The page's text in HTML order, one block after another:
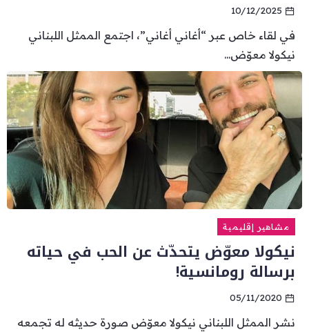
10/12/2025
في لقاء خاص عبر “أغاني أغاني”، اجتمع الممثل اللبناني
نيكولا معوّض...
مشاهير إقليمية
نيكولا معوّض يتحدّث عن الحب في حياته
برسالة رومانسية!
05/11/2020
نشر الممثل اللبناني نيكولا معوّض صورة حديثه له تجمعه